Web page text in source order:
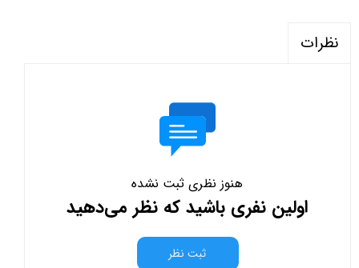
نظرات
هنوز نظری ثبت نشده
اولین نفری باشید که نظر می‌دهید
ثبت نظر